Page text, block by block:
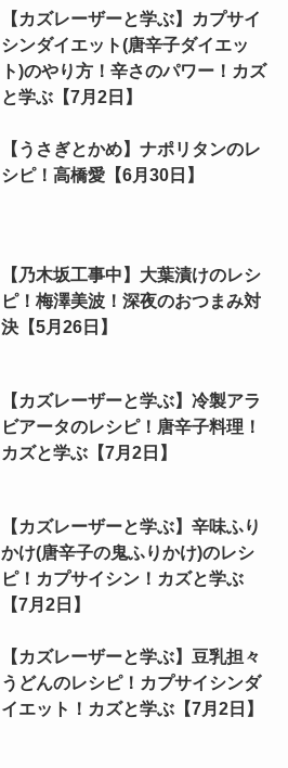
【カズレーザーと学ぶ】カプサイ
シンダイエット(唐辛子ダイエッ
ト)のやり方！辛さのパワー！カズ
と学ぶ【7月2日】
【うさぎとかめ】ナポリタンのレ
シピ！高橋愛【6月30日】
【乃木坂工事中】大葉漬けのレシ
ピ！梅澤美波！深夜のおつまみ対
決【5月26日】
【カズレーザーと学ぶ】冷製アラ
ビアータのレシピ！唐辛子料理！
カズと学ぶ【7月2日】
【カズレーザーと学ぶ】辛味ふり
かけ(唐辛子の鬼ふりかけ)のレシ
ピ！カプサイシン！カズと学ぶ
【7月2日】
【カズレーザーと学ぶ】豆乳担々
うどんのレシピ！カプサイシンダ
イエット！カズと学ぶ【7月2日】